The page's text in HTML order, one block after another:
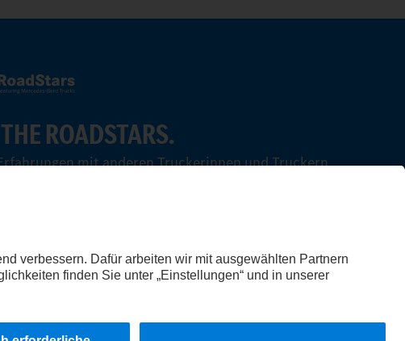
ROADSTARS.
mit anderen Truckerinnen und Truckern